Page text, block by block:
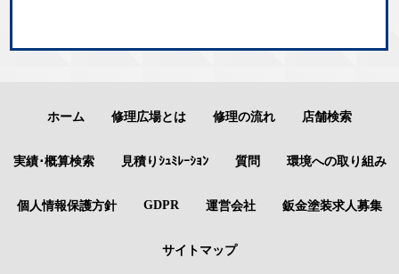
ホーム 修理広場とは 修理の流れ 店舗検索
実績･概算検索 見積りｼｭﾐﾚｰｼｮﾝ 質問 環境への取り組み
個人情報保護方針 GDPR 運営会社 鈑金塗装求人募集
サイトマップ